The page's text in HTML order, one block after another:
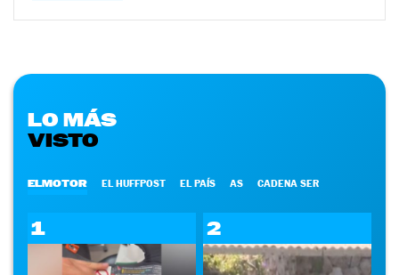
LO MÁS
VISTO
ELMOTOR EL HUFFPOST EL PAÍS AS CADENA SER
1 2